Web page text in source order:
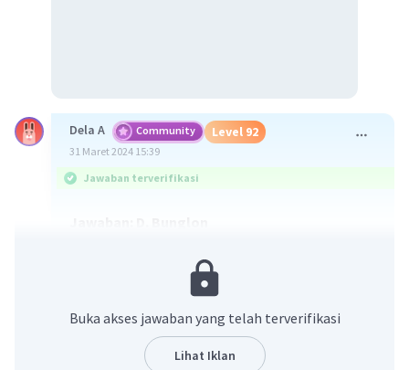
Dela A Community Level 92
31 Maret 2024 15:39
Jawaban terverifikasi
Mimikri adalah kemampuan adaptasi hewan
untuk mengubah warna
tubuhnya menjadi sesuai dengan latar tempat
hewan tersebut berada, hal
Buka akses jawaban yang telah terverifikasi
Lihat Iklan